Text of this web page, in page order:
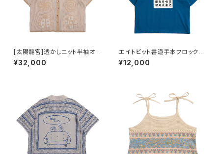
[太陽龍宮]透かしニット半袖オ
ープンシャツ 遺跡色
¥32,000
エイトビット書道手本フロックT
シャツ ‐ 青
¥12,000